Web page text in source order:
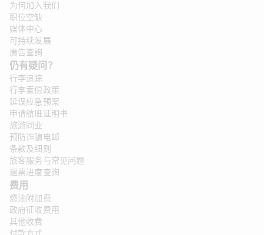
为何加入我们
职位空缺
媒体中心
可持续发展
廣告查詢
仍有疑问？
行李追踪
行李索偿政策
延误应急预案
申请航班证明书
旅游同业
预防诈骗电邮
条款及细则
旅客服务与常见问题
退票进度查询
费用
燃油附加费
政府征收费用
其他收费